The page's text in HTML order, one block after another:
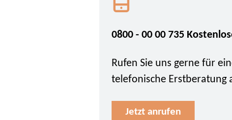
0800 - 00 00 735
Rufen Sie uns gerne für
telefonische Erstberatung
Jetzt anrufen